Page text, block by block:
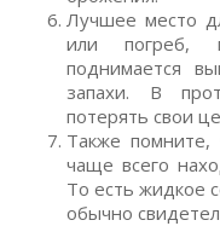
Лучшее место
или погреб,
поднимается
запахи. В
потерять свои
Также
чаще всего
То есть жидкое
обычно